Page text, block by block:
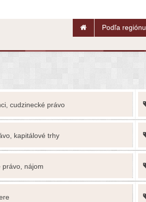
Podľa regiónu
cudzinecké právo
kapitálové trhy
právo, nájom